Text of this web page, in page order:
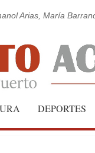
Arias, María
DEPORTES